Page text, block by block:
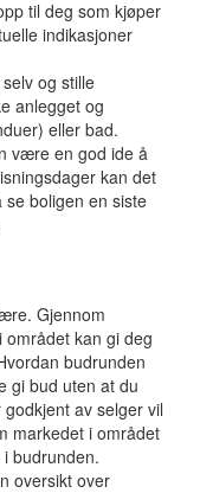
til deg som kjøper
indikasjoner
og stille
anlegget og
eller bad.
være en god ide å
kan det
boligen en siste
Gjennom
kan gi deg
budrunden
gi bud uten at du
av selger vil
markedet i området
budrunden.
oversikt over